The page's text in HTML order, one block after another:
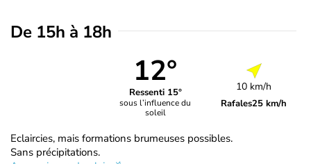
De 15h à 18h
12°
Ressenti 15°
sous l’influence du
soleil
10 km/h
Rafales25 km/h
Eclaircies, mais formations brumeuses possibles.
Sans précipitations.